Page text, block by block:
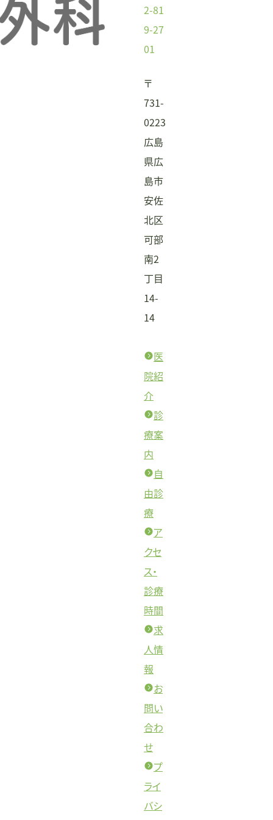
2-81
9-27
01
〒
731-
0223
広島
県広
島市
安佐
北区
可部
南2
丁目
14-
14
医
院紹
介
診
療案
内
自
由診
療
ア
クセ
ス・
診療
時間
求
人情
報
お
問い
合わ
せ
プ
ライ
バシ